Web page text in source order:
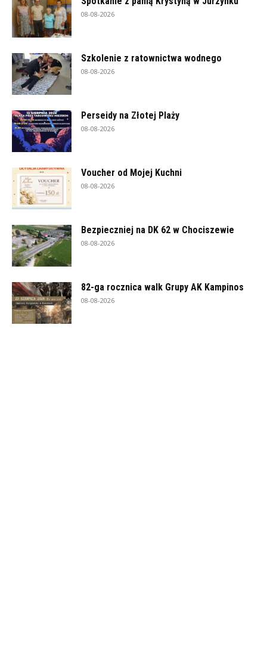
08-08-2026
Szkolenie z ratownictwa wodnego
08-08-2026
Perseidy na Złotej Plaży
08-08-2026
Voucher od Mojej Kuchni
08-08-2026
Bezpieczniej na DK 62 w Chociszewie
08-08-2026
82-ga rocznica walk Grupy AK Kampinos
08-08-2026